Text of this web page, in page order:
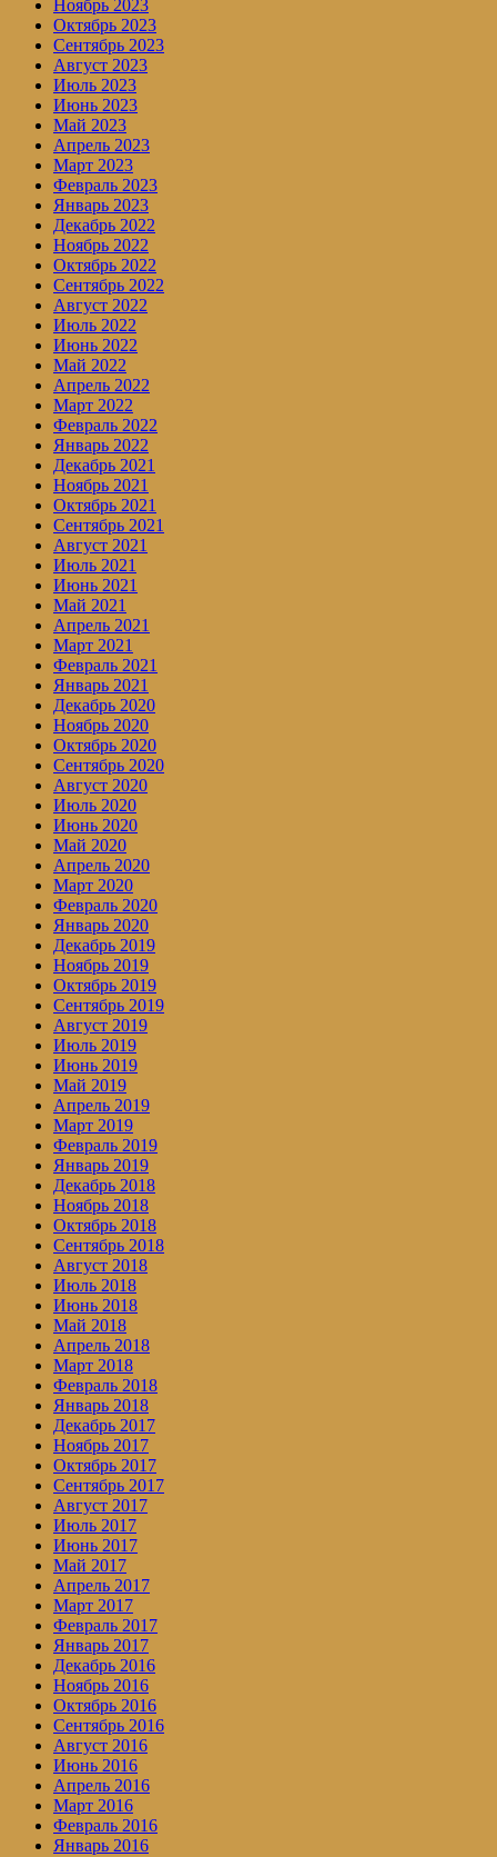
Ноябрь 2023
Октябрь 2023
Сентябрь 2023
Август 2023
Июль 2023
Июнь 2023
Май 2023
Апрель 2023
Март 2023
Февраль 2023
Январь 2023
Декабрь 2022
Ноябрь 2022
Октябрь 2022
Сентябрь 2022
Август 2022
Июль 2022
Июнь 2022
Май 2022
Апрель 2022
Март 2022
Февраль 2022
Январь 2022
Декабрь 2021
Ноябрь 2021
Октябрь 2021
Сентябрь 2021
Август 2021
Июль 2021
Июнь 2021
Май 2021
Апрель 2021
Март 2021
Февраль 2021
Январь 2021
Декабрь 2020
Ноябрь 2020
Октябрь 2020
Сентябрь 2020
Август 2020
Июль 2020
Июнь 2020
Май 2020
Апрель 2020
Март 2020
Февраль 2020
Январь 2020
Декабрь 2019
Ноябрь 2019
Октябрь 2019
Сентябрь 2019
Август 2019
Июль 2019
Июнь 2019
Май 2019
Апрель 2019
Март 2019
Февраль 2019
Январь 2019
Декабрь 2018
Ноябрь 2018
Октябрь 2018
Сентябрь 2018
Август 2018
Июль 2018
Июнь 2018
Май 2018
Апрель 2018
Март 2018
Февраль 2018
Январь 2018
Декабрь 2017
Ноябрь 2017
Октябрь 2017
Сентябрь 2017
Август 2017
Июль 2017
Июнь 2017
Май 2017
Апрель 2017
Март 2017
Февраль 2017
Январь 2017
Декабрь 2016
Ноябрь 2016
Октябрь 2016
Сентябрь 2016
Август 2016
Июнь 2016
Апрель 2016
Март 2016
Февраль 2016
Январь 2016